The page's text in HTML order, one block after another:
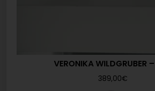
VERONIKA WILDGRUBER
389,00€